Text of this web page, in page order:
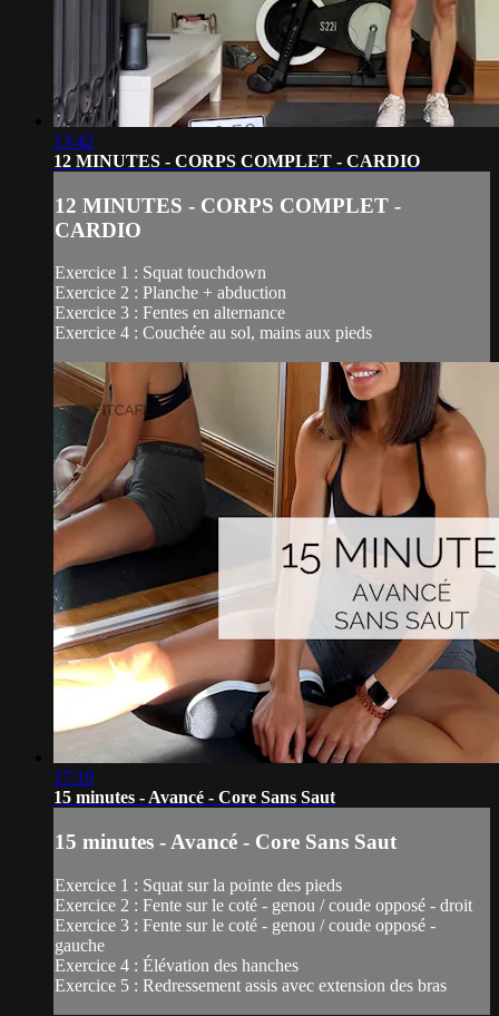
13:42
12 MINUTES - CORPS COMPLET - CARDIO
12 MINUTES - CORPS COMPLET -
CARDIO
Exercice 1 : Squat touchdown
Exercice 2 : Planche + abduction
Exercice 3 : Fentes en alternance
Exercice 4 : Couchée au sol, mains aux pieds
17:19
15 minutes - Avancé - Core Sans Saut
15 minutes - Avancé - Core Sans Saut
Exercice 1 : Squat sur la pointe des pieds
Exercice 2 : Fente sur le coté - genou / coude opposé - droit
Exercice 3 : Fente sur le coté - genou / coude opposé -
gauche
Exercice 4 : Élévation des hanches
Exercice 5 : Redressement assis avec extension des bras